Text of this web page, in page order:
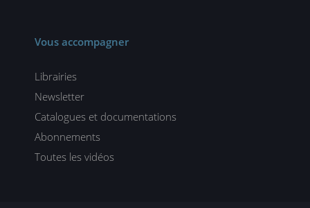
Vous accompagner
Librairies
Newsletter
Catalogues et documentations
Abonnements
Toutes les vidéos